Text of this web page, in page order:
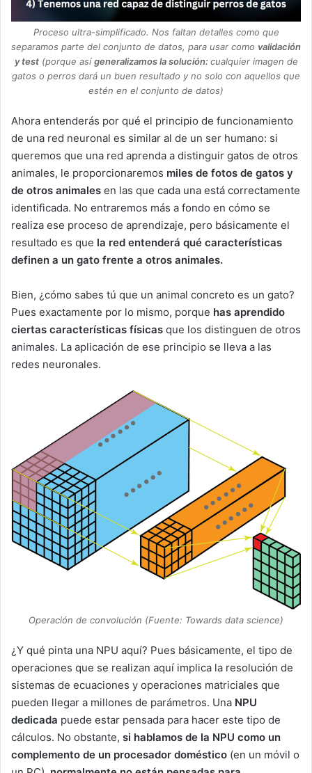
Proceso ultra-simplificado. Nos faltan detalles como que
separamos parte del conjunto de datos, para usar como validación
y test(porque asígeneralizamos la solución: cualquier imagen de
gatos o perros dará un buen resultado y no solo con aquellos que
estén en el conjunto de datos)
Ahora entenderás por qué el principio de funcionamiento
de una red neuronal es similar al de un ser humano: si
queremos que una red aprenda a distinguir gatos de otros
animales, le proporcionaremos miles de fotos de gatos y
de otros animales en las que cada una está correctamente
identificada. No entraremos más a fondo en cómo se
realiza ese proceso de aprendizaje, pero básicamente el
resultado es que la red entenderá qué características
definen a un gato frente a otros animales.
Bien, ¿cómo sabes tú que un animal concreto es un gato?
Pues exactamente por lo mismo, porque has aprendido
ciertas características físicas que los distinguen de otros
animales. La aplicación de ese principio se lleva a las
redes neuronales.
Operación de convolución (Fuente: Towards data science)
¿Y qué pinta una NPU aquí? Pues básicamente, el tipo de
operaciones que se realizan aquí implica la resolución de
sistemas de ecuaciones y operaciones matriciales que
pueden llegar a millones de parámetros. Una NPU
dedicada puede estar pensada para hacer este tipo de
cálculos. No obstante, si hablamos de la NPU como un
complemento de un procesador doméstico (en un móvil o